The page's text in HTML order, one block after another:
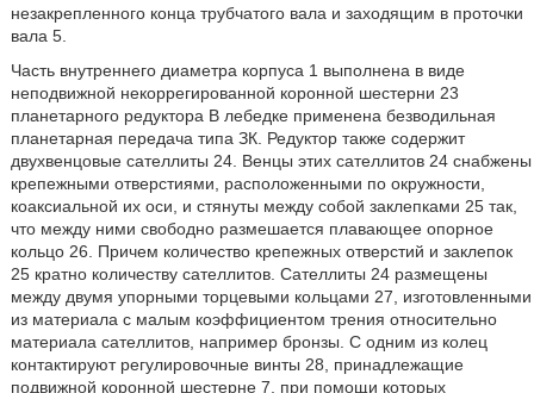
незакрепленного конца трубчатого вала и заходящим в проточки
вала 5.
Часть внутреннего диаметра корпуса 1 выполнена в виде
неподвижной некоррегированной коронной шестерни 23
планетарного редуктора В лебедке применена безводильная
планетарная передача типа ЗК. Редуктор также содержит
двухвенцовые сателлиты 24. Венцы этих сателлитов 24 снабжены
крепежными отверстиями, расположенными по окружности,
коаксиальной их оси, и стянуты между собой заклепками 25 так,
что между ними свободно размешается плавающее опорное
кольцо 26. Причем количество крепежных отверстий и заклепок
25 кратно количеству сателлитов. Сателлиты 24 размещены
между двумя упорными торцевыми кольцами 27, изготовленными
из материала с малым коэффициентом трения относительно
материала сателлитов, например бронзы. С одним из колец
контактируют регулировочные винты 28, принадлежащие
подвижной коронной шестерне 7, при помощи которых